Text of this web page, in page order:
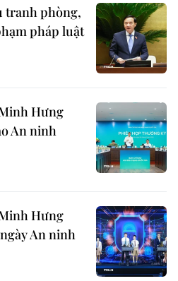
tranh phòng,
pháp luật
Hưng
An ninh
Hưng
An ninh